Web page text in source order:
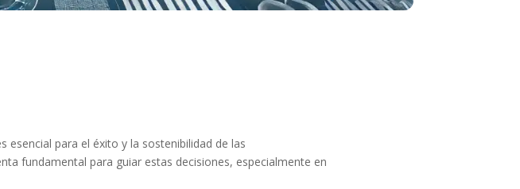
para el éxito y la sostenibilidad de las
fundamental para guiar estas decisiones, especialmente en